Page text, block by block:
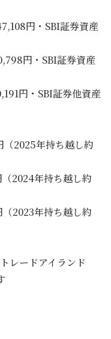
円・SBI証券資産
円・SBI証券資産
円・SBI証券他資産
2025年持ち越し約
2024年持ち越し約
2023年持ち越し約
レードアイランド